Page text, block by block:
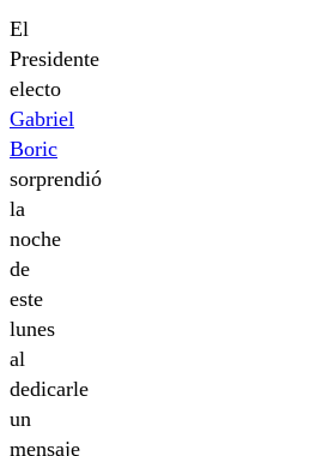
El
Presidente
electo
Gabriel
Boric
sorprendió
la
noche
de
este
lunes
al
dedicarle
un
mensaje